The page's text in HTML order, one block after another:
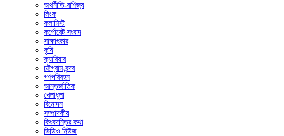
অর্থনীতি-বাণিজ্য
লিংক
কলামিস্ট
কর্পোরেট সংবাদ
সাক্ষাৎকার
কৃষি
ক্যারিয়ার
চট্টগ্রাম-বন্দর
গণপরিবহন
আন্তর্জাতিক
খেলাধুলা
বিনোদন
সম্পাদকীয়
কিংবদন্তির কথা
ভিডিও নিউজ